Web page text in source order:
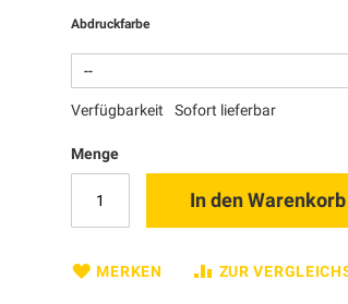
Abdruckfarbe
Verfügbarkeit Sofort lieferbar
Menge
In den Warenkorb
MERKEN ZUR